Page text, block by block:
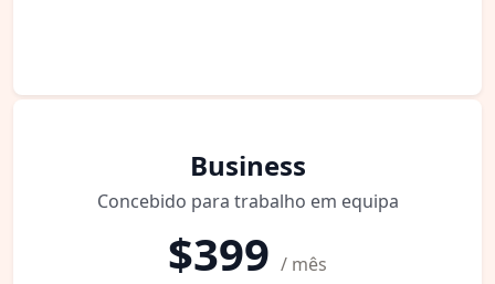
Business
Concebido para trabalho em equipa
$399 / mês